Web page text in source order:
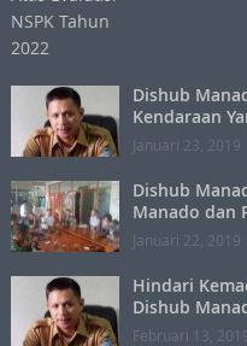
Dishub
Kendaraan
Januari 23, 2019
Dishub
Manado dan
Januari 22, 2019
Hindari
Dishub
Februari 13,